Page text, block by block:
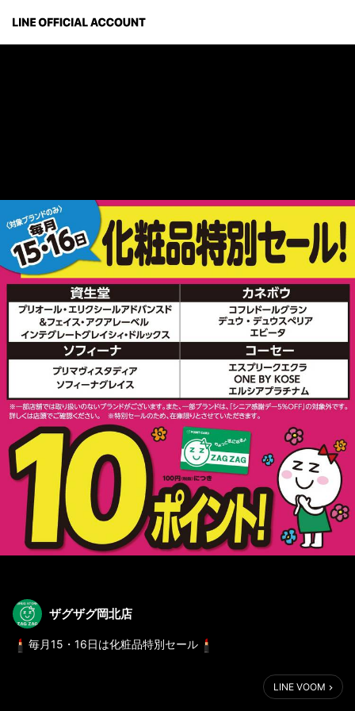
ザグザグ岡北店
毎月15・16日は化粧品特別セール
対象ブランドのみ！本体価格100円お買い上げにつき10ポイント
LINE VOOM